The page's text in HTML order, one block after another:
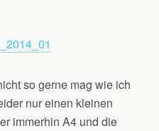
so gerne mag wie ich
nur einen kleinen
immerhin A4 und die